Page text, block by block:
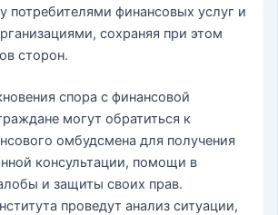
потребителями финансовых услуг и
сохраняя при этом
сторон.
спора с финансовой
могут обратиться к
омбудсмена для получения
консультации, помощи в
и защиты своих прав.
проведут анализ ситуации,